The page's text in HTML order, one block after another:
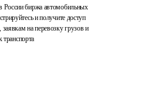
биржа автомобильных
и получите доступ
на перевозку грузов и
транспорта